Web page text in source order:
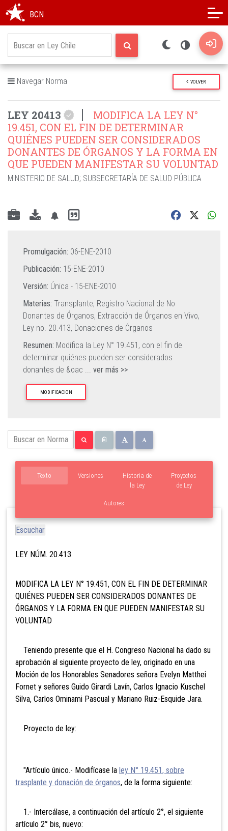
BCN
Navegar Norma VOLVER
LEY 20413
MODIFICA LA LEY N°
19.451, CON EL FIN DE DETERMINAR
QUIÉNES PUEDEN SER CONSIDERADOS
DONANTES DE ÓRGANOS Y LA FORMA EN
QUE PUEDEN MANIFESTAR SU VOLUNTAD
MINISTERIO DE SALUD; SUBSECRETARÍA DE SALUD PÚBLICA
Promulgación: 06-ENE-2010
Publicación: 15-ENE-2010
Versión: Única - 15-ENE-2010
Materias: Transplante, Registro Nacional de No
Donantes de Órganos, Extracción de Órganos en Vivo,
Ley no. 20.413, Donaciones de Órganos
Resumen: Modifica la Ley N° 19.451, con el fin de
determinar quiénes pueden ser considerados
donantes de &oac ... ver más >>
MODIFICACION
Texto Versiones
Proyectos
de Ley
Autores
Historia de
la Ley
Escuchar
LEY NÚM. 20.413
MODIFICA LA LEY N° 19.451, CON EL FIN DE DETERMINAR
QUIÉNES PUEDEN SER CONSIDERADOS DONANTES DE
ÓRGANOS Y LA FORMA EN QUE PUEDEN MANIFESTAR SU
VOLUNTAD
Teniendo presente que el H. Congreso Nacional ha dado su
aprobación al siguiente proyecto de ley, originado en una
Moción de los Honorables Senadores señora Evelyn Matthei
Fornet y señores Guido Girardi Lavín, Carlos Ignacio Kuschel
Silva, Carlos Ominami Pascual y Mariano Ruiz-Esquide Jara.
Proyecto de ley:
"Artículo único.- Modifícase la ley N° 19.451, sobre
trasplante y donación de órganos, de la forma siguiente:
1.- Intercálase, a continuación del artículo 2°, el siguiente
artículo 2° bis, nuevo: